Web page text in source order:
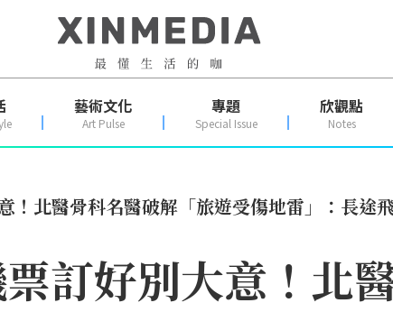
藝術文化
Art Pulse
專題
Special Issue
欣觀點
Notes
！北醫骨科名醫破解「旅遊受傷地雷」：長途
訂好別大意！北